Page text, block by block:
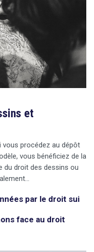
et
vous procédez au dépôt
vous bénéficiez de la
du droit des dessins ou
par le droit sui
face au droit